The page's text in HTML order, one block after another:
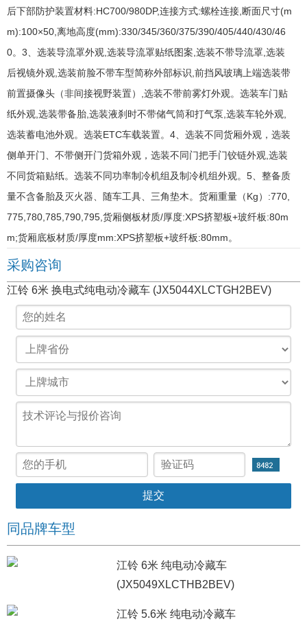
后下部防护装置材料:HC700/980DP,连接方式:螺栓连接,断面尺寸(m
m):100×50,离地高度(mm):330/345/360/375/390/405/440/430/46
0。3、选装导流罩外观,选装导流罩贴纸图案,选装不带导流罩,选装
后视镜外观,选装前脸不带车型简称外部标识,前挡风玻璃上端选装带
前置摄像头（非间接视野装置）,选装不带前雾灯外观。选装车门贴
纸外观,选装带备胎,选装液刹时不带储气筒和打气泵,选装车轮外观,
选装蓄电池外观。选装ETC车载装置。4、选装不同货厢外观，选装
侧单开门、不带侧开门货箱外观，选装不同门把手门铰链外观,选装
不同货箱贴纸。选装不同功率制冷机组及制冷机组外观。5、整备质
量不含备胎及灭火器、随车工具、三角垫木。货厢重量（Kg）:770,
775,780,785,790,795,货厢侧板材质/厚度:XPS挤塑板+玻纤板:80m
m;货厢底板材质/厚度mm:XPS挤塑板+玻纤板:80mm。
采购咨询
江铃 6米 换电式纯电动冷藏车 (JX5044XLCTGH2BEV)
同品牌车型
江铃 6米 纯电动冷藏车
(JX5049XLCTHB2BEV)
江铃 5.6米 纯电动冷藏车